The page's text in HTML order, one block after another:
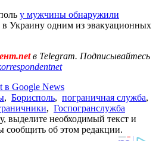
у мужчины обнаружили
Украину одним из эвакуационных
в Telegram. Подписывайтесь
в Google News
, Борисполь, пограничная служба,
, Госпогранслужба
выделите необходимый текст и
сообщить об этом редакции.